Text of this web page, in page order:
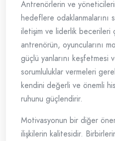
Antrenörlerin ve
hedeflere odaklanmalarını
iletişim ve liderlik becerileri
antrenörün, oyuncularını
güçlü yanlarını keşfetmesi
sorumluluklar vermeleri
kendini değerli ve önemli
ruhunu güçlendirir.
Motivasyonun bir diğer
ilişkilerin kalitesidir.